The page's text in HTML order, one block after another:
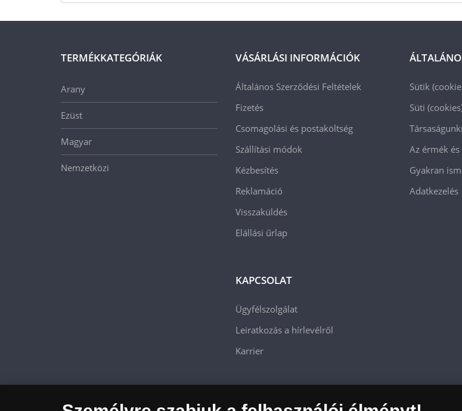
TERMÉKKATEGÓRIÁK
Arany
Ezüst
Magyar
Nemzetközi
VÁSÁRLÁSI INFORMÁCIÓK
Általános Szerződési Feltételek
Fizetés
Csomagolási és postaköltség
Szállítási módok
Kézbesítés
Reklamáció
Visszaküldés
Elállási űrlap
KAPCSOLAT
Ügyfélszolgálat
Leiratkozás a hírlevélről
Karrier
Sütik
Süti
Az érmék
Gyakran
Adatkezelés